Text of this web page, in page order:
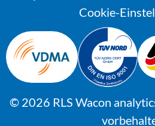
Cookie-
© 2026 RLS Wacon